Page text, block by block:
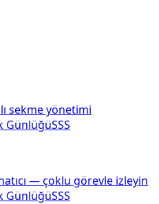
sekme yönetimi
GünlüğüSSS
— çoklu görevle izleyin
GünlüğüSSS